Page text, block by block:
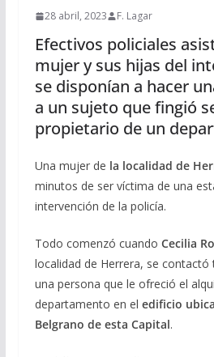
28 abril, 2023 F. Lagar
Efectivos policiales
mujer y sus hijas del
se disponían a hacer
a un sujeto que fingió
propietario de un
Una mujer de la localidad de
minutos de ser víctima de una
intervención de la policía.
Todo comenzó cuando Cecilia
localidad de Herrera, se
una persona que le ofreció el
departamento en el edificio
Belgrano de esta Capital.